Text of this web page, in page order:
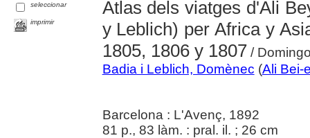
seleccionar
imprimir
Atlas dels viatges d'Ali
y Leblich) per Africa y
1805, 1806 y 1807 /
Badia i Leblich, Domènec (Ali Bei-
Barcelona : L'Avenç, 1892
81 p., 83 làm. : pral. il. ; 26 cm